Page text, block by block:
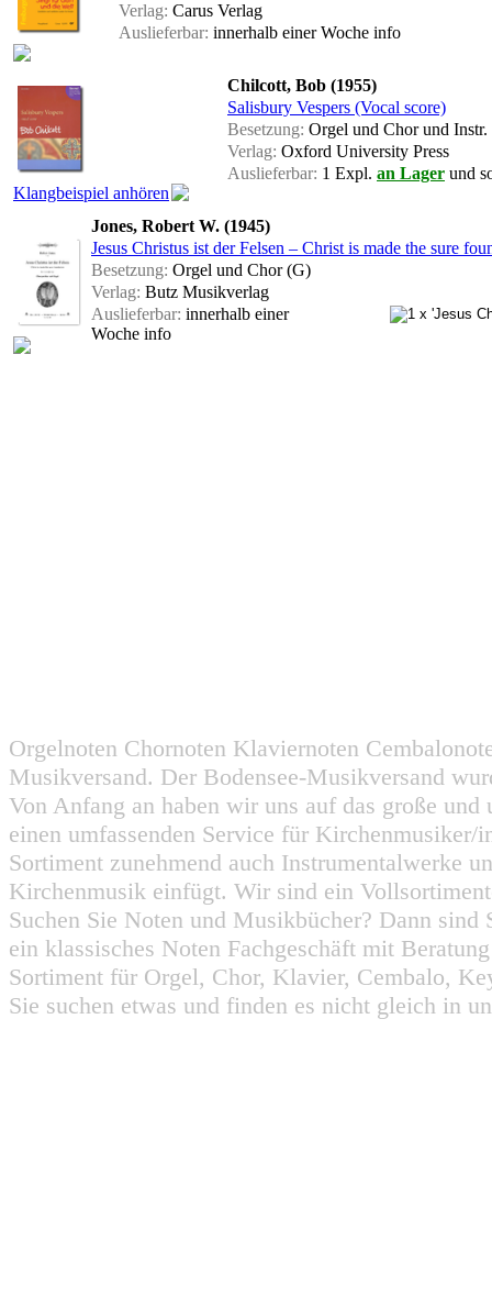
Verlag: Carus Verlag
Auslieferbar: innerhalb einer Woche info
Klangbeispiel anhören
Chilcott, Bob (1955)
Salisbury Vespers (Vocal score)
Besetzung: Orgel und Chor und Instr.
Verlag: Oxford University Press
Auslieferbar: 1 Expl. an Lager und
Jones, Robert W. (1945)
Jesus Christus ist der Felsen – Christ is made the sure
Besetzung: Orgel und Chor (G)
Verlag: Butz Musikverlag
Auslieferbar: innerhalb einer
Woche info
Orgelnoten Chornoten Klaviernoten
Musikversand. Der Bodensee-Musikversand
Von Anfang an haben wir uns auf das große
einen umfassenden Service für
Sortiment zunehmend auch Instrumentalwerke
Kirchenmusik einfügt. Wir sind ein
Suchen Sie Noten und Musikbücher? Dann
ein klassisches Noten Fachgeschäft mit
Sortiment für Orgel, Chor, Klavier, Cembalo,
Sie suchen etwas und finden es nicht gleich in